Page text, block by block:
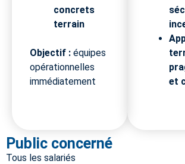
concrets
terrain
Objectif : équipes
opérationnelles
immédiatement
et
Public concerné
Tous les salariés